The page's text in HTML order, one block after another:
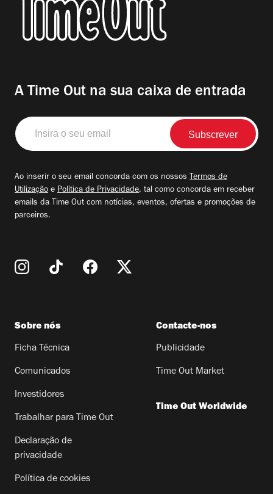
A Time Out na sua caixa de entrada
Insira
o
seu
Ao inserir o seu email concorda com os nossos Termos de
Utilização e Política de Privacidade, tal como concorda em receber
emails da Time Out com notícias, eventos, ofertas e promoções de
parceiros.
Sobre nós
Ficha Técnica
Comunicados
Investidores
Trabalhar para Time Out
Declaração de
privacidade
Política de cookies
Contacte-nos
Publicidade
Time Out Market
Time Out Worldwide